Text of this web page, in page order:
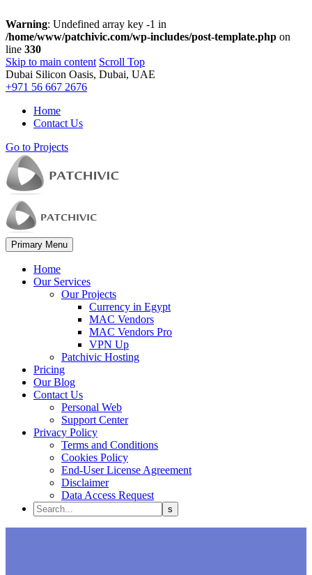
Warning: Undefined array key -1 in
/home/www/patchivic.com/wp-includes/post-template.php on
line 330
Skip to main content Scroll Top
Dubai Silicon Oasis, Dubai, UAE
+971 56 667 2676
Home
Contact Us
Go to Projects
Primary Menu
Home
Our Services
Our Projects
Currency in Egypt
MAC Vendors
MAC Vendors Pro
VPN Up
Patchivic Hosting
Pricing
Our Blog
Contact Us
Personal Web
Support Center
Privacy Policy
Terms and Conditions
Cookies Policy
End-User License Agreement
Disclaimer
Data Access Request